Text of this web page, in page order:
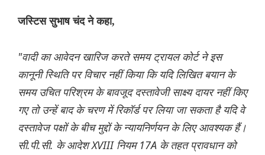
जस्टिस सुभाष चंद ने कहा,
"वादी का आवेदन खारिज करते समय ट्रायल कोर्ट ने इस
कानूनी स्थिति पर विचार नहीं किया कि यदि लिखित बयान के
समय उचित परिश्रम के बावजूद दस्तावेजी साक्ष्य दायर नहीं किए
गए तो उन्हें बाद के चरण में रिकॉर्ड पर लिया जा सकता है यदि वे
दस्तावेज पक्षों के बीच मुद्दों के न्यायनिर्णयन के लिए आवश्यक हैं।
सी.पी.सी. के आदेश XVIII नियम 17A के तहत प्रावधान को